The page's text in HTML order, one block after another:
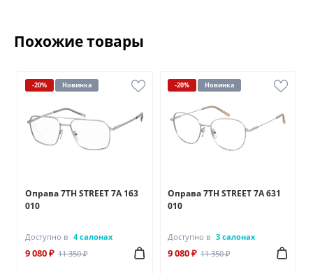
Похожие товары
-20% Новинка
Оправа 7TH STREET 7A 163
010
Доступно в 4 салонах
9 080 ₽ 11 350 ₽
-20% Новинка
Оправа 7TH STREET 7A 631
010
Доступно в 3 салонах
9 080 ₽ 11 350 ₽